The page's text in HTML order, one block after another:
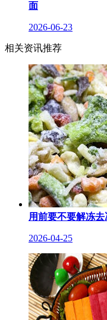
面
2026-06-23
相关资讯推荐
用前要不要解冻
2026-04-25